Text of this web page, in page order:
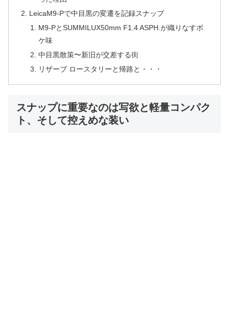
LeicaM9-Pで中目黒の変遷を記録スナップ
M9-PとSUMMILUX50mm F1.4 ASPH.が織りなすボ
ケ味
中目黒散策〜新旧が交差する街
リザーブ ロースタリーと帰路と・・・
スナップに重要なのは写欲と軽量コンパク
ト、そして控えめな装い